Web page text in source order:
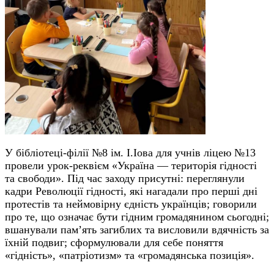
У бібліотеці-філії №8 ім. І.Іова для учнів ліцею №13
провели урок-реквієм «Україна — територія гідності
та свободи». Під час заходу присутні: переглянули
кадри Революції гідності, які нагадали про перші дні
протестів та неймовірну єдність українців; говорили
про те, що означає бути гідним громадянином сьогодні;
вшанували пам’ять загиблих та висловили вдячність за
їхній подвиг; сформулювали для себе поняття
«гідність», «патріотизм» та «громадянська позиція».